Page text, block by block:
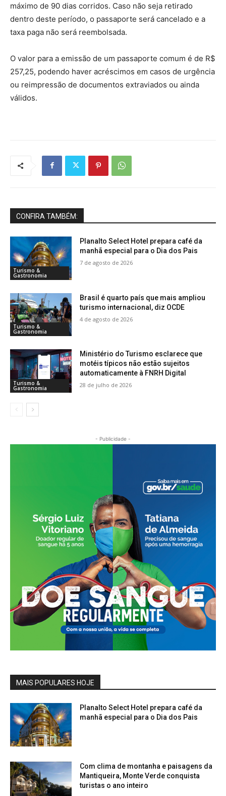
máximo de 90 dias corridos. Caso não seja retirado
dentro deste período, o passaporte será cancelado e a
taxa paga não será reembolsada.
O valor para a emissão de um passaporte comum é de R$
257,25, podendo haver acréscimos em casos de urgência
ou reimpressão de documentos extraviados ou ainda
válidos.
CONFIRA TAMBÉM:
Turismo &
Gastronomia
Planalto Select Hotel prepara café da
manhã especial para o Dia dos Pais
7 de agosto de 2026
Turismo &
Gastronomia
Brasil é quarto país que mais ampliou
turismo internacional, diz OCDE
4 de agosto de 2026
Turismo &
Gastronomia
Ministério do Turismo esclarece que
motéis típicos não estão sujeitos
automaticamente à FNRH Digital
28 de julho de 2026
- Publicidade -
MAIS POPULARES HOJE
Planalto Select Hotel prepara café da
manhã especial para o Dia dos Pais
Com clima de montanha e paisagens da
Mantiqueira, Monte Verde conquista
turistas o ano inteiro